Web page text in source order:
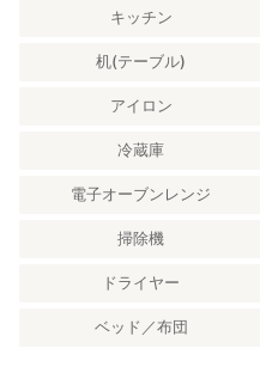
キッチン
机(テーブル)
アイロン
冷蔵庫
電子オーブンレンジ
掃除機
ドライヤー
ベッド／布団